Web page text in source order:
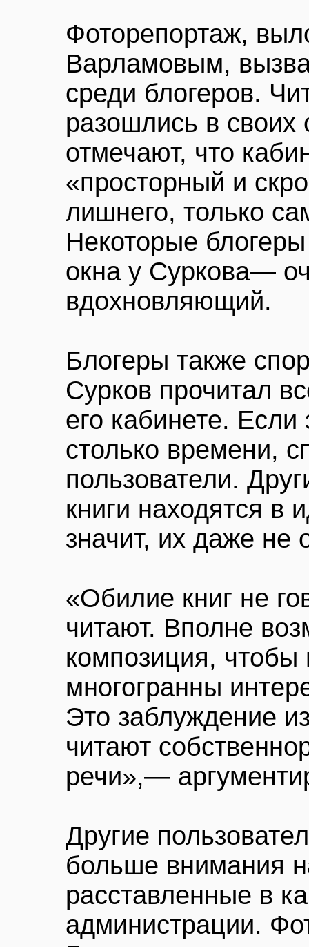
Фоторепортаж,
Варламовым,
среди блогеров.
разошлись в своих
отмечают, что
«просторный и
лишнего, только
Некоторые
окна у Суркова—
вдохновляющий.
Блогеры также
Сурков прочитал
его кабинете. Если
столько времени,
пользователи.
книги находятся в
значит, их даже не
«Обилие книг не
читают. Вполне
композиция, чтобы
многогранны
Это заблуждение
читают
речи»,—
Другие
больше внимания
расставленные в
администрации.